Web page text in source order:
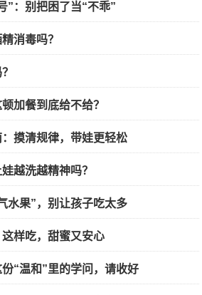
”：别把困了当“不乖”
消毒吗？
加餐到底给不给？
摸清规律，带娃更轻松
越洗越精神吗？
水果”，别让孩子吃太多
样吃，甜蜜又安心
“温和”里的学问，请收好